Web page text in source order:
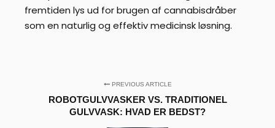
fremtiden lys ud for brugen af cannabisdråber
som en naturlig og effektiv medicinsk løsning.
PREVIOUS ARTICLE
ROBOTGULVVASKER VS. TRADITIONEL
GULVVASK: HVAD ER BEDST?